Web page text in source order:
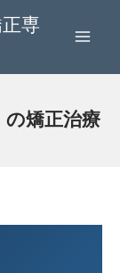
専
の矯正治療